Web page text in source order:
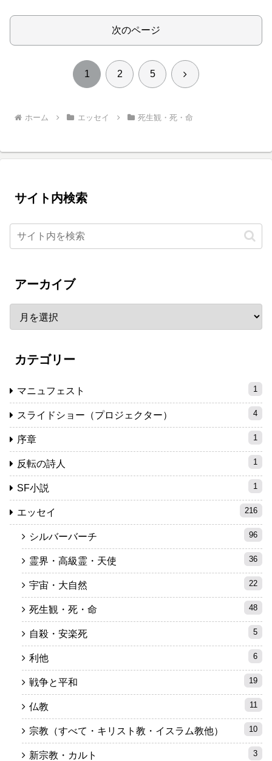
次のページ
1 2 5 次
ホーム エッセイ 死生観・死・命
サイト内検索
アーカイブ
カテゴリー
マニュフェスト 1
スライドショー（プロジェクター） 4
序章 1
反転の詩人 1
SF小説 1
エッセイ 216
シルバーバーチ 96
霊界・高級霊・天使 36
宇宙・大自然 22
死生観・死・命 48
自殺・安楽死 5
利他 6
戦争と平和 19
仏教 11
宗教（すべて・キリスト教・イスラム教他） 10
新宗教・カルト 3